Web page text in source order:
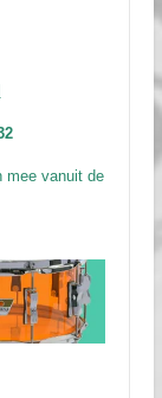
mee vanuit de